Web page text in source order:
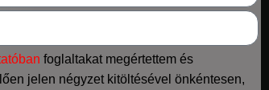
foglaltakat megértettem és
jelen négyzet kitöltésével önkéntesen,